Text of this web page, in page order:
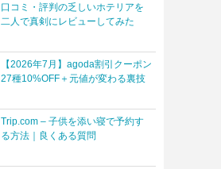
口コミ・評判の乏しいホテリアを
二人で真剣にレビューしてみた
【2026年7月】agoda割引クーポン
27種10%OFF＋元値が変わる裏技
Trip.com – 子供を添い寝で予約す
る方法｜良くある質問